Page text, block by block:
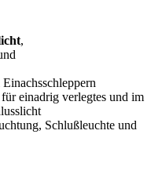
,
einadrig verlegtes und im
Schlußleuchte und